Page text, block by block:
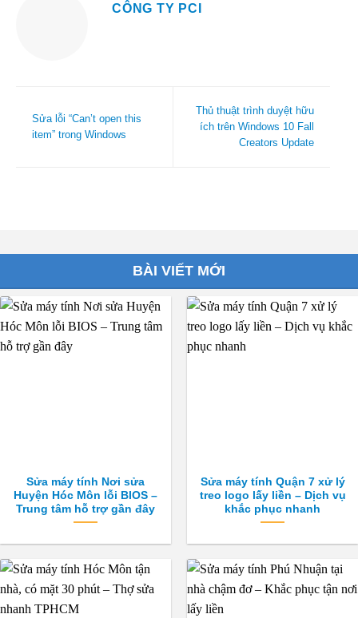
CÔNG TY PCI
Sửa lỗi “Can’t open this
item” trong Windows
Thủ thuật trình duyệt hữu
ích trên Windows 10 Fall
Creators Update
BÀI VIẾT MỚI
Sửa máy tính Nơi sửa
Huyện Hóc Môn lỗi BIOS –
Trung tâm hỗ trợ gần đây
Sửa máy tính Quận 7 xử lý
treo logo lấy liền – Dịch vụ
khắc phục nhanh